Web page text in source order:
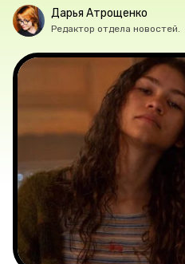
Рубрики
Лучшее
Тесты
Секспросвет
Великие женщины
Дарья Атрощенко
Редактор отдела новостей.